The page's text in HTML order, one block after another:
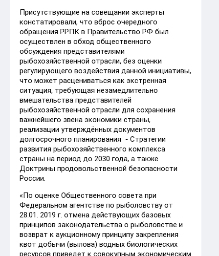
Присутствующие на совещании эксперты
констатировали, что вброс очередного
обращения РРПК в Правительство РФ был
осуществлен в обход общественного
обсуждения представителями
рыбохозяйственной отрасли, без оценки
регулирующего воздействия данной инициативы,
что может расцениваться как экстренная
ситуация, требующая незамедлительно
вмешательства представителей
рыбохозяйственной отрасли для сохранения
важнейшего звена экономики страны,
реализации утверждённых документов
долгосрочного планирования - Стратегии
развития рыбохозяйственного комплекса
страны на период до 2030 года, а также
Доктрины продовольственной безопасности
России.
«По оценке Общественного совета при
Федеральном агентстве по рыболовству от
28.01. 2019 г. отмена действующих базовых
принципов законодательства о рыболовстве и
возврат к аукционному принципу закрепления
квот добычи (вылова) водных биологических
ресурсов приведет к совокупным экономическим